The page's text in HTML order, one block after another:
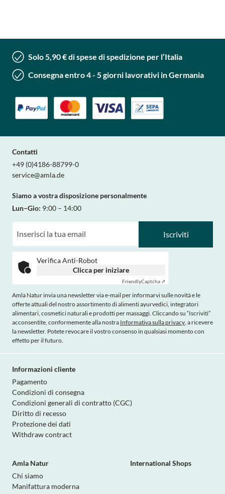
Solo 5,90 € di spese di spedizione per l’Italia
Consegna entro 4 - 5 giorni lavorativi in Germania
Contatti
+49 (0)4186-88799-0
service@amla.de
Siamo a vostra disposizione personalmente
Lun–Gio: 9:00 – 14:00
Iscriviti
Verifica Anti-Robot
Clicca per iniziare
FriendlyCaptcha ⇗
Amla Natur invia una newsletter via e-mail per informarvi sulle novità e le
offerte attuali del nostro assortimento di alimenti ayurvedici, integratori
alimentari, cosmetici naturali e prodotti per massaggi. Cliccando su “Iscriviti”
acconsentite, conformemente alla nostra Informativa sulla privacy, a ricevere
la newsletter. Potete revocare il vostro consenso in qualsiasi momento con
effetto per il futuro.
Informazioni cliente
Pagamento
Condizioni di consegna
Condizioni generali di contratto (CGC)
Diritto di recesso
Protezione dei dati
Withdraw contract
Amla Natur
Chi siamo
Manifattura moderna
International Shops